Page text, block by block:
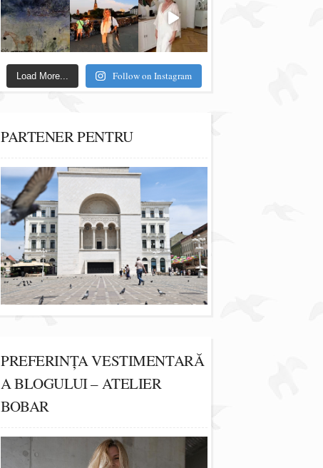
Load More... Follow on Instagram
PARTENER PENTRU
PREFERINȚA VESTIMENTARĂ
A BLOGULUI – ATELIER
BOBAR